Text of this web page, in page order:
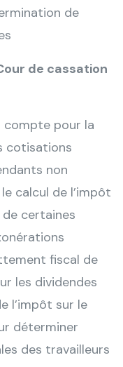
de
de cassation
compte pour la
cotisations
non
calcul de l’impôt
certaines
fiscal de
les dividendes
l’impôt sur le
déterminer
des travailleurs